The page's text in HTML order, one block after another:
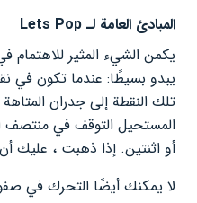
المبادئ العامة لـ Lets Pop
يبدو بسيطًا: عندما تكون في
تلك النقطة إلى جدران
المستحيل التوقف في منتصف
أو اثنتين. إذا ذهبت ، عليك
لا يمكنك أيضًا التحرك في